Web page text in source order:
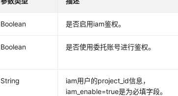
Boolean 是否启用iam鉴权。
Boolean 是否使用委托账号进行鉴权。
String
iam用户的project_id信息，
iam_enable=true是为必填字段。